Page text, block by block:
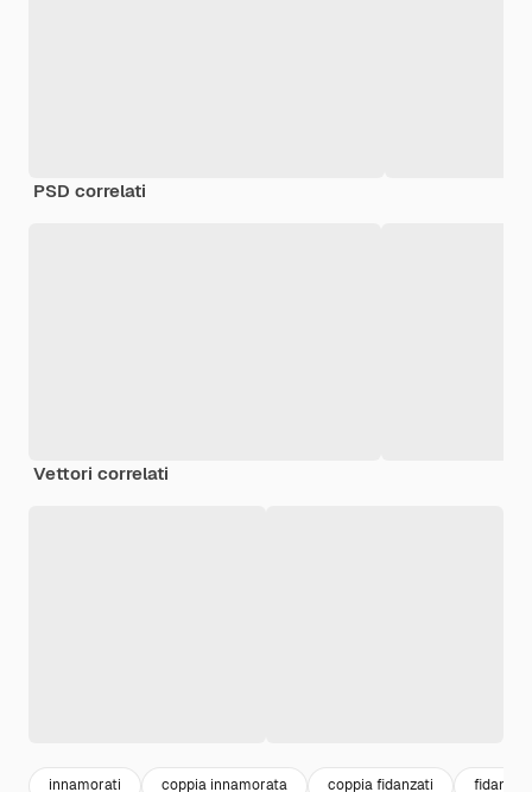
PSD correlati
Vettori correlati
innamorati coppia innamorata coppia fidanzati fidanzati